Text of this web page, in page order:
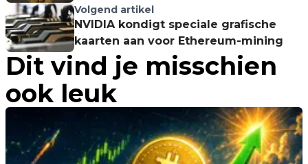
SkyBridge Capital
Volgend artikel
NVIDIA kondigt speciale grafische
kaarten aan voor Ethereum-mining
Dit vind je misschien
ook leuk